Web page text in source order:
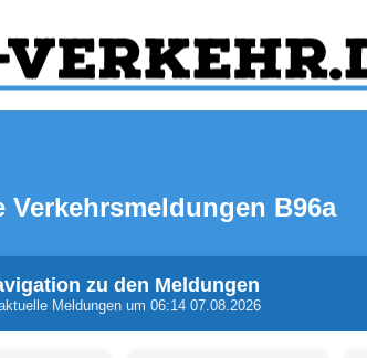
Verkehrsmeldungen B96a
zu den Meldungen
Meldungen um 06:14 07.08.2026